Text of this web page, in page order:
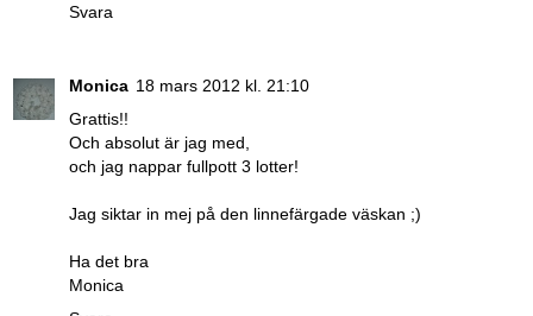
Svara
Monica 18 mars 2012 kl. 21:10
Grattis!!
Och absolut är jag med,
och jag nappar fullpott 3 lotter!
Jag siktar in mej på den linnefärgade väskan ;)
Ha det bra
Monica